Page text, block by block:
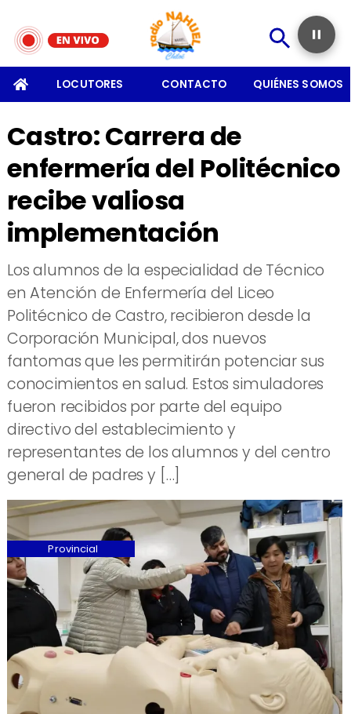
LOCUTORES CONTACTO QUIÉNES SOMOS
Castro: Carrera de
enfermería del Politécnico
recibe valiosa
implementación
Los alumnos de la especialidad de Técnico
en Atención de Enfermería del Liceo
Politécnico de Castro, recibieron desde la
Corporación Municipal, dos nuevos
fantomas que les permitirán potenciar sus
conocimientos en salud. Estos simuladores
fueron recibidos por parte del equipo
directivo del establecimiento y
representantes de los alumnos y del centro
general de padres y […]
Provincial